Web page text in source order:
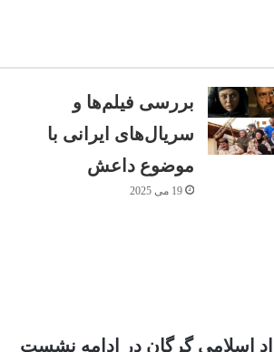
بررسی فیلم‌ها و
سریال‌های ایرانی با
موضوع داعش
19 می 2025
اسلامی گرگان در ادامه نشست